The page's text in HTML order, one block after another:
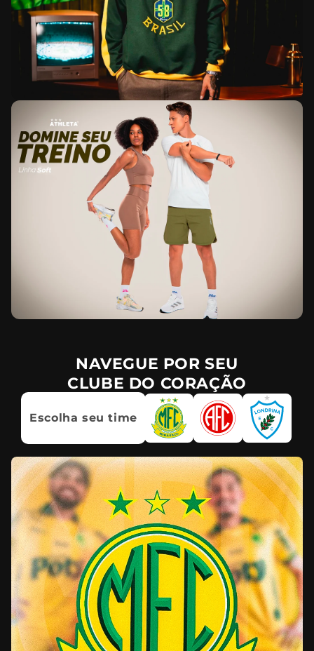
NAVEGUE POR SEU
CLUBE DO CORAÇÃO
Escolha seu time